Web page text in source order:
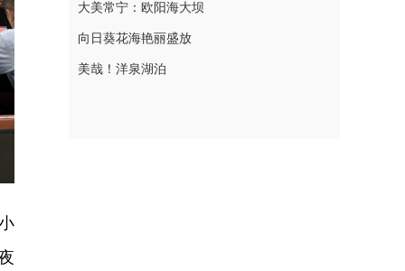
大美常宁：欧阳海大坝
向日葵花海艳丽盛放
美哉！洋泉湖泊